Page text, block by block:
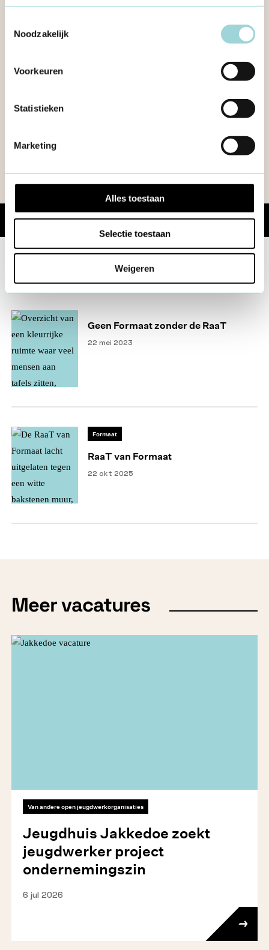
Noodzakelijk
Voorkeuren
Statistieken
Marketing
Alles toestaan
Selectie toestaan
Weigeren
Share
vraaghet@formaat.be
NEEM CONTACT OP
Lees ook
Geen Formaat zonder de RaaT
22 mei 2023
Formaat
RaaT van Formaat
22 okt 2025
Meer vacatures
Van andere open jeugdwerkorganisaties
Jeugdhuis Jakkedoe zoekt
jeugdwerker project
ondernemingszin
6 jul 2026